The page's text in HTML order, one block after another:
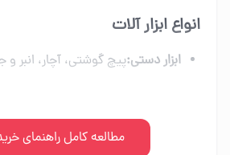
انواع ابزار آلات
ابزار دستی:پیچ گوشتی، آچار، انبر
کمپرسور، میخکوب و
مطالعه کامل راهنمای خرید